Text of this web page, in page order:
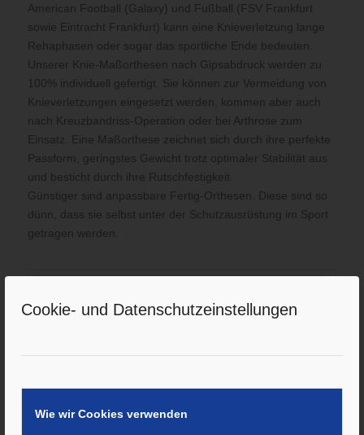
Cookie- und Datenschutzeinstellungen
Wie wir Cookies verwenden
American Football (Galaxy) und Fußball (FSV Frankfurt
sowie Eintracht Frankfurt) kann eine Knieverletzung lange
Rehaphasen oder sogar das sportliche Ende bedeuten.
Unserer Knie-Maßorthesen nach Gipsabdruck werden zu
100% individuell gefertigt. Sie können zur Vermeidung von
Knieverletzungen eingesetzt werden, kommen aber auch
nach Kreuzbandriss-Operation oder bei Arthrose zum
Einsatz. Eine Maßorthese zeichnet sich durch ihre perfekte
Passform, geringstes Gewicht trotz optimaler Stabilität aus
und besticht durch ihre Rutschfestigkeit.
Günstiger sind anpassbare Fertig-Orthesen. Diese sind so
dünn, dass sie selbst unter der Schutzausrüstung im Sport
getragen werden.